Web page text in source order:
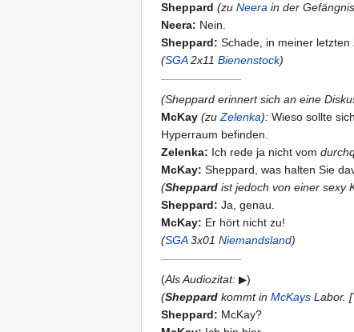
Sheppard (zu Neera in der
Neera: Nein.
Sheppard: Schade, in meiner
(SGA 2x11 Bienenstock)
(Sheppard erinnert sich an eine
McKay (zu Zelenka): Wieso sollte
Hyperraum befinden.
Zelenka: Ich rede ja nicht vom
McKay: Sheppard, was halten Sie
(Sheppard ist jedoch von einer sexy
Sheppard: Ja, genau.
McKay: Er hört nicht zu!
(SGA 3x01 Niemandsland)
(Als Audiozitat:
)
(Sheppard kommt in McKays Labor.
Sheppard: McKay?